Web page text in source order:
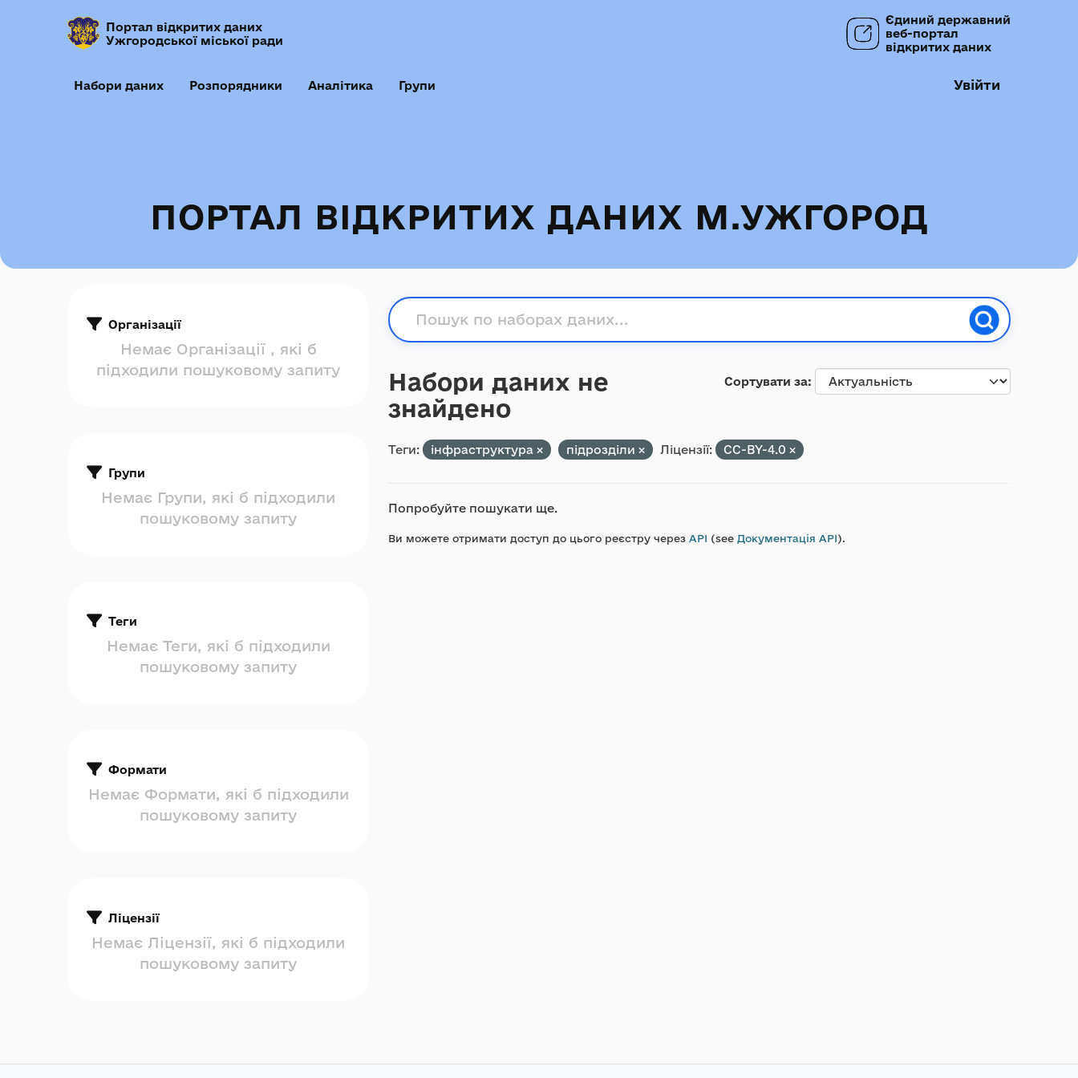
Портал відкритих даних
Ужгородської міської ради
Єдиний державний
веб-портал
відкритих даних
Набори даних Розпорядники Аналітика Групи Увійти
ПОРТАЛ ВІДКРИТИХ ДАНИХ М.УЖГОРОД
Організації
Немає Організації , які б
підходили пошуковому запиту
Групи
Немає Групи, які б підходили
пошуковому запиту
Теги
Немає Теги, які б підходили
пошуковому запиту
Формати
Немає Формати, які б підходили
пошуковому запиту
Ліцензії
Немає Ліцензії, які б підходили
пошуковому запиту
Сортувати за
Набори даних не
знайдено
Теги: інфраструктура підрозділи Ліцензії: CC-BY-4.0
Попробуйте пошукати ще.
Ви можете отримати доступ до цього реєстру через API (see Документація API).